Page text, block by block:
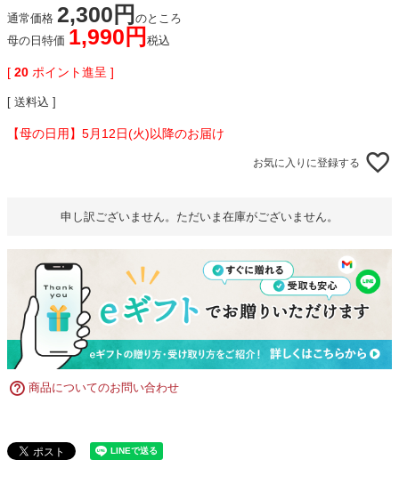
通常価格 2,300
のところ
母の日特価 1,990 税込
[ 20 ポイント進呈 ]
送料込
【母の日用】5月12日(火)以降のお届け
お気に入りに登録する
申し訳ございません。ただいま在庫がございません。
商品についてのお問い合わせ